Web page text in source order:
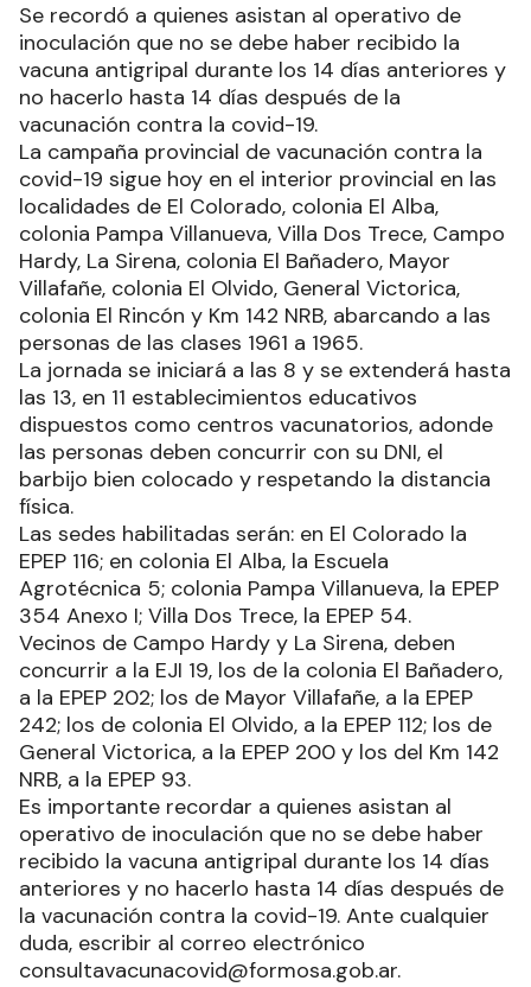
Se recordó a quienes asistan al operativo de
inoculación que no se debe haber recibido la
vacuna antigripal durante los 14 días anteriores y
no hacerlo hasta 14 días después de la
vacunación contra la covid-19.
La campaña provincial de vacunación contra la
covid-19 sigue hoy en el interior provincial en las
localidades de El Colorado, colonia El Alba,
colonia Pampa Villanueva, Villa Dos Trece, Campo
Hardy, La Sirena, colonia El Bañadero, Mayor
Villafañe, colonia El Olvido, General Victorica,
colonia El Rincón y Km 142 NRB, abarcando a las
personas de las clases 1961 a 1965.
La jornada se iniciará a las 8 y se extenderá hasta
las 13, en 11 establecimientos educativos
dispuestos como centros vacunatorios, adonde
las personas deben concurrir con su DNI, el
barbijo bien colocado y respetando la distancia
física.
Las sedes habilitadas serán: en El Colorado la
EPEP 116; en colonia El Alba, la Escuela
Agrotécnica 5; colonia Pampa Villanueva, la EPEP
354 Anexo I; Villa Dos Trece, la EPEP 54.
Vecinos de Campo Hardy y La Sirena, deben
concurrir a la EJI 19, los de la colonia El Bañadero,
a la EPEP 202; los de Mayor Villafañe, a la EPEP
242; los de colonia El Olvido, a la EPEP 112; los de
General Victorica, a la EPEP 200 y los del Km 142
NRB, a la EPEP 93.
Es importante recordar a quienes asistan al
operativo de inoculación que no se debe haber
recibido la vacuna antigripal durante los 14 días
anteriores y no hacerlo hasta 14 días después de
la vacunación contra la covid-19. Ante cualquier
duda, escribir al correo electrónico
consultavacunacovid@formosa.gob.ar.